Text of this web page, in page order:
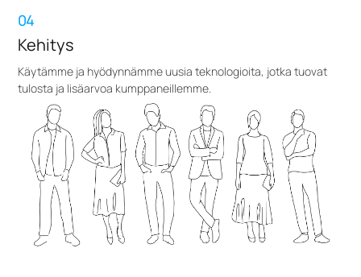
04
Kehitys
Käytämme ja hyödynnämme uusia teknologioita, jotka tuovat
tulosta ja lisäarvoa kumppaneillemme.